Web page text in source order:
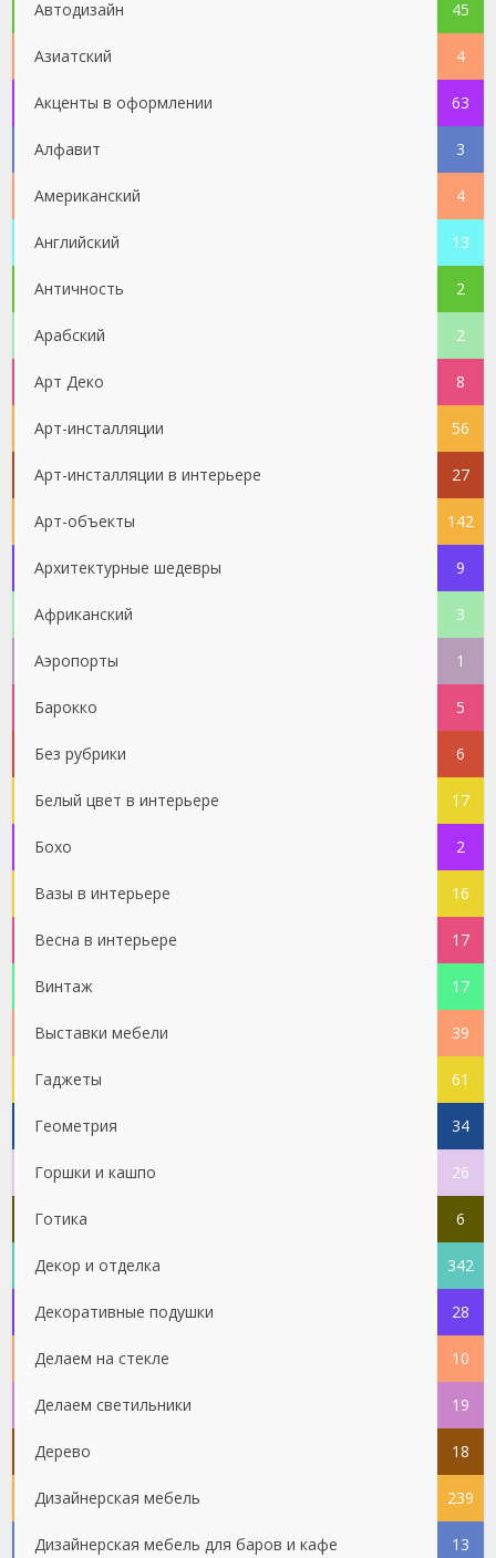
Автодизайн 45
Азиатский 4
Акценты в оформлении 63
Алфавит 3
Американский 4
Английский 13
Античность 2
Арабский 2
Арт Деко 8
Арт-инсталляции 56
Арт-инсталляции в интерьере 27
Арт-объекты 142
Архитектурные шедевры 9
Африканский 3
Аэропорты 1
Барокко 5
Без рубрики 6
Белый цвет в интерьере 17
Бохо 2
Вазы в интерьере 16
Весна в интерьере 17
Винтаж 17
Выставки мебели 39
Гаджеты 61
Геометрия 34
Горшки и кашпо 26
Готика 6
Декор и отделка 342
Декоративные подушки 28
Делаем на стекле 10
Делаем светильники 19
Дерево 18
Дизайнерская мебель 239
Дизайнерская мебель для баров и кафе 13